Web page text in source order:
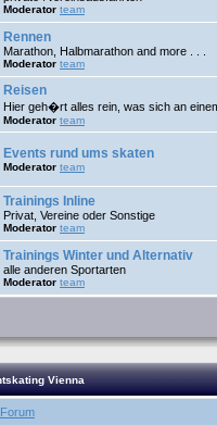
Moderator team
Rennen
Marathon, Halbmarathon and more . . .
Moderator team
Reisen
Hier geh�rt alles rein, was sich an
Moderator team
Events rund ums skaten
Moderator team
Trainings Inline
Privat, Vereine oder Sonstige
Moderator team
Trainings Winter und Alternativ
alle anderen Sportarten
Moderator team
Vienna
Forum